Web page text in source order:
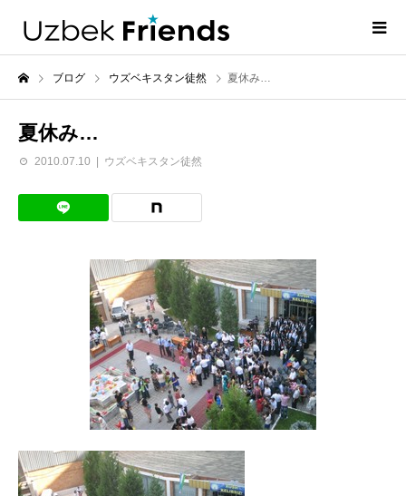
ブログ ウズベキスタン徒然 夏休み…
夏休み…
2010.07.10 ウズベキスタン徒然